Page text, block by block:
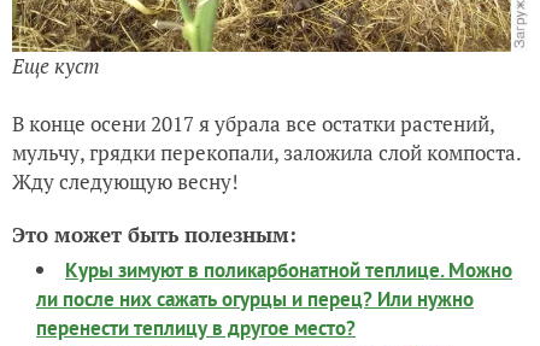
Еще куст
В конце осени 2017 я убрала все остатки растений,
мульчу, грядки перекопали, заложила слой компоста.
Жду следующую весну!
Это может быть полезным:
Куры зимуют в поликарбонатной теплице. Можно
ли после них сажать огурцы и перец? Или нужно
перенести теплицу в другое место?